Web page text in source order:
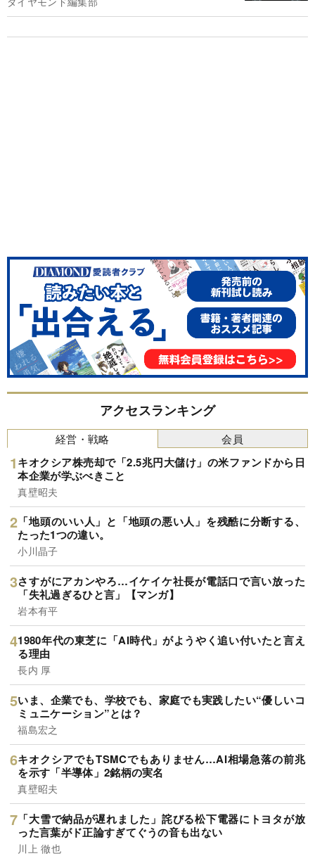
アクセスランキング
経営・戦略
キオクシア株売却で「2.5兆円大儲け」の米ファンドから日
本企業が学ぶべきこと
真壁昭夫
「地頭のいい人」と「地頭の悪い人」を残酷に分断する、
たった1つの違い。
小川晶子
さすがにアカンやろ…イケイケ社長が電話口で言い放った
「失礼過ぎるひと言」【マンガ】
岩本有平
1980年代の東芝に「AI時代」がようやく追い付いたと言え
る理由
長内 厚
いま、企業でも、学校でも、家庭でも実践したい“優しいコ
ミュニケーション”とは？
福島宏之
キオクシアでもTSMCでもありません…AI相場急落の前兆
を示す「半導体」2銘柄の実名
真壁昭夫
「大雪で納品が遅れました」詫びる松下電器にトヨタが放
った言葉がド正論すぎてぐうの音も出ない
川上 徹也
会員